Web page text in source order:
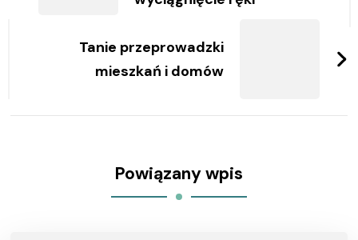
Tanie przeprowadzki
mieszkań i domów
Powiązany wpis